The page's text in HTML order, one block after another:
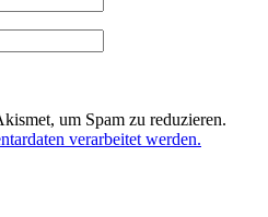
um Spam zu reduzieren.
verarbeitet werden.